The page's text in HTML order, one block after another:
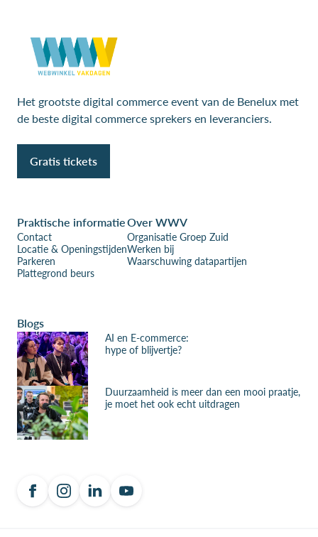
Het grootste digital commerce event van de Benelux met
de beste digital commerce sprekers en leveranciers.
Gratis tickets
Praktische informatie
Contact
Locatie & Openingstijden
Parkeren
Plattegrond beurs
Over WWV
Organisatie Groep Zuid
Werken bij
Waarschuwing datapartijen
Blogs
AI en E-commerce:
hype of blijvertje?
Duurzaamheid is meer dan een mooi praatje,
je moet het ook echt uitdragen